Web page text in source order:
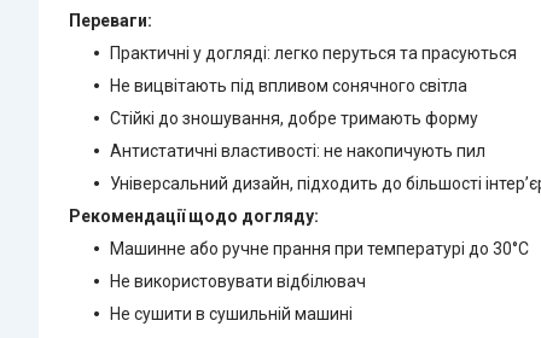
Переваги:
Практичні у догляді: легко перуться та прасуються
Не вицвітають під впливом сонячного світла
Стійкі до зношування, добре тримають форму
Антистатичні властивості: не накопичують пил
Універсальний дизайн, підходить до більшості
Рекомендації щодо догляду:
Машинне або ручне прання при температурі до 30°C
Не використовувати відбілювач
Не сушити в сушильній машині